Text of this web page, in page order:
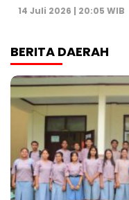
14 Juli 2026 | 20:05 WIB
BERITA DAERAH